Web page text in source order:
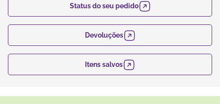
Status do seu pedido
Devoluções
Itens salvos